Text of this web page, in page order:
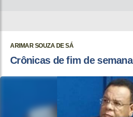
ARIMAR SOUZA DE SÁ
Crônicas de fim de semana